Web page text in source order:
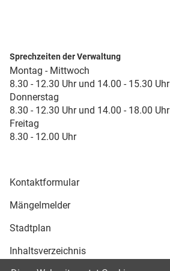
Sprechzeiten der Verwaltung
Montag - Mittwoch
8.30 - 12.30 Uhr und 14.00 - 15.30 Uhr
Donnerstag
8.30 - 12.30 Uhr und 14.00 - 18.00 Uhr
Freitag
8.30 - 12.00 Uhr
Kontaktformular
Mängelmelder
Stadtplan
Inhaltsverzeichnis